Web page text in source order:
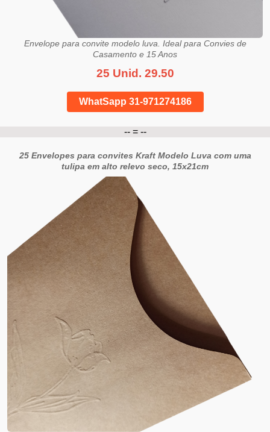
Envelope para convite modelo luva. Ideal para Convies de
Casamento e 15 Anos
25 Unid. 29.50
WhatSapp 31-971274186
-- = --
25 Envelopes para convites Kraft Modelo Luva com uma
tulipa em alto relevo seco, 15x21cm